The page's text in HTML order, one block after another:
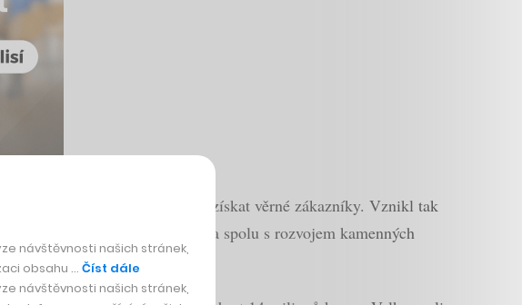
plán, podařilo se jí rychle získat věrné zákazníky. Vznikl tak
na Letnou i do Modřan a spolu s rozvojem kamenných
návštěvnosti našich stránek,
obsahu … Číst dále
návštěvnosti našich stránek,